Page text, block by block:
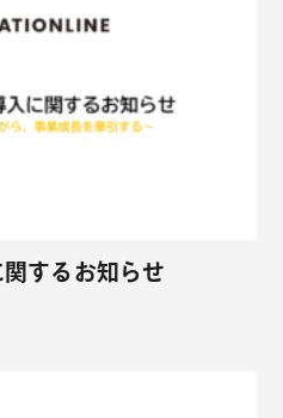
するお知らせ